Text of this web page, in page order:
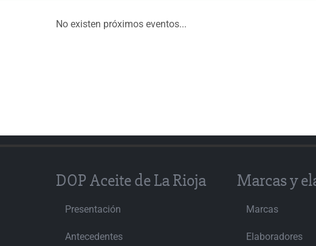
No existen próximos eventos...
DOP Aceite de La Rioja
Presentación
Antecedentes
Marcas y
Marcas
Elaboradores